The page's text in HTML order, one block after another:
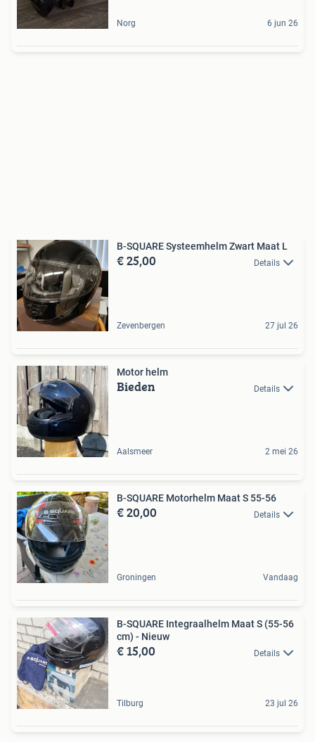
Norg 6 jun 26
B-SQUARE Systeemhelm Zwart Maat L
€ 25,00 Details
Zevenbergen 27 jul 26
Motor helm
Bieden Details
Aalsmeer 2 mei 26
B-SQUARE Motorhelm Maat S 55-56
€ 20,00 Details
Groningen Vandaag
B-SQUARE Integraalhelm Maat S (55-56
cm) - Nieuw
€ 15,00 Details
Tilburg 23 jul 26